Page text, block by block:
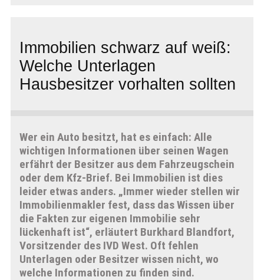
Immobilien schwarz auf weiß:
Welche Unterlagen
Hausbesitzer vorhalten sollten
Wer ein Auto besitzt, hat es einfach: Alle
wichtigen Informationen über seinen Wagen
erfährt der Besitzer aus dem Fahrzeugschein
oder dem Kfz-Brief. Bei Immobilien ist dies
leider etwas anders. „Immer wieder stellen wir
Immobilienmakler fest, dass das Wissen über
die Fakten zur eigenen Immobilie sehr
lückenhaft ist“, erläutert Burkhard Blandfort,
Vorsitzender des IVD West. Oft fehlen
Unterlagen oder Besitzer wissen nicht, wo
welche Informationen zu finden sind.